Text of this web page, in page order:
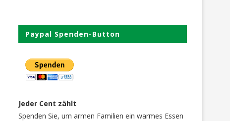
Paypal Spenden-Button
Jeder Cent zählt
Spenden Sie, um armen Familien ein warmes Essen